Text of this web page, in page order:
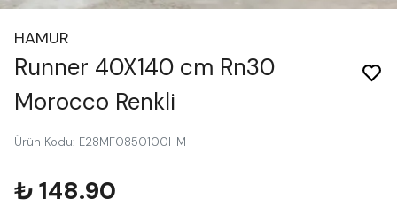
HAMUR
Runner 40X140 cm Rn30
Morocco Renkli
Ürün Kodu: E28MF0850100HM
₺ 148.90